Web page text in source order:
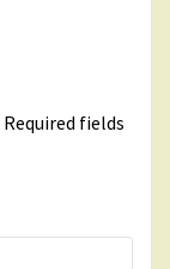
Required fields